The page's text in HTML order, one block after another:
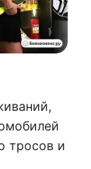
тросов и